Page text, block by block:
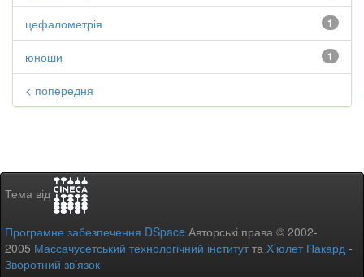
1
цефалометрія
1
юноши
< попередня
Тема від
Програмне забезпечення DSpace Авторські права © 2002-
2005 Массачусетський технологічний інститутта Х’юлет Пакард -
Зворотний зв’язок